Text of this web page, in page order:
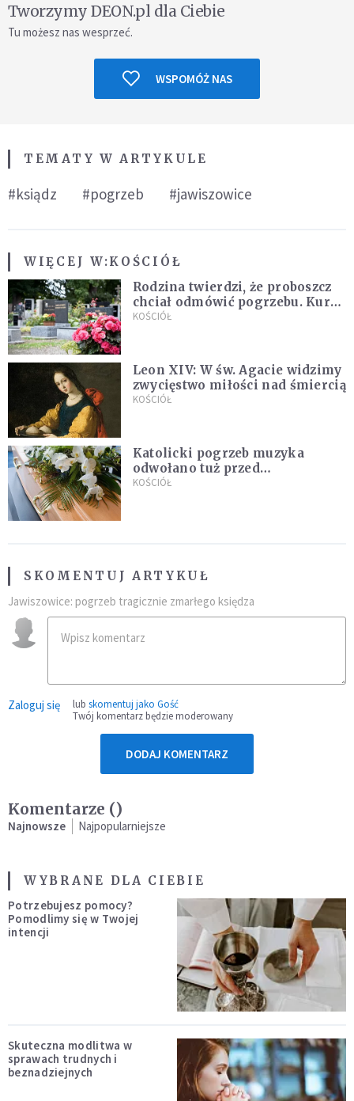
Tworzymy DEON.pl dla Ciebie
Tu możesz nas wesprzeć.
WSPOMÓŻ NAS
TEMATY W ARTYKULE
#ksiądz #pogrzeb #jawiszowice
WIĘCEJ W:KOŚCIÓŁ
Rodzina twierdzi, że proboszcz
chciał odmówić pogrzebu. Kuria
zapowiada wyjaśnienia
KOŚCIÓŁ
Leon XIV: W św. Agacie widzimy
zwycięstwo miłości nad śmiercią
KOŚCIÓŁ
Katolicki pogrzeb muzyka
odwołano tuż przed
uroczystością. Powodem była
KOŚCIÓŁ
SKOMENTUJ ARTYKUŁ
Jawiszowice: pogrzeb tragicznie zmarłego księdza
Zaloguj się lub skomentuj jako Gość
Twój komentarz będzie moderowany
DODAJ KOMENTARZ
Komentarze ()
Najnowsze Najpopularniejsze
WYBRANE DLA CIEBIE
Potrzebujesz pomocy?
Pomodlimy się w Twojej
intencji
Skuteczna modlitwa w
sprawach trudnych i
beznadziejnych